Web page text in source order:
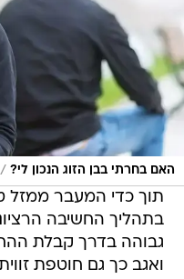
האם בחרתי בבן הזוג הנכון לי? /
תוך כדי המעבר ממזל
בתהליך החשיבה
גבוהה בדרך קבלת
ואגב כך גם חוטפת